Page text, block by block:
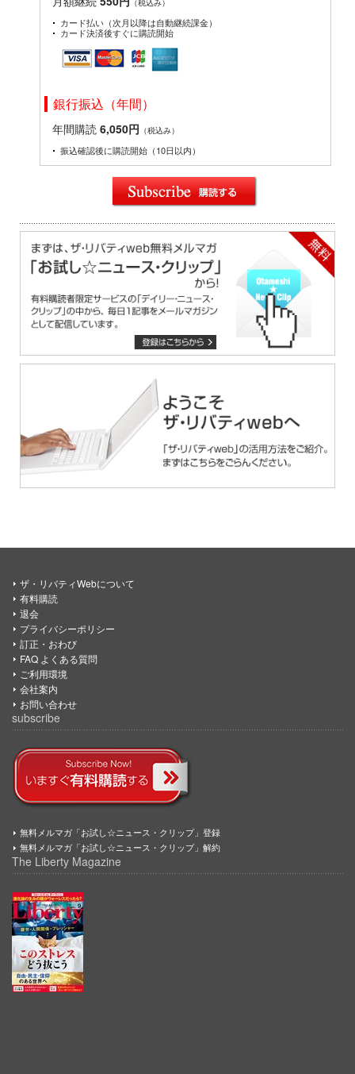
（税込み）
カード払い（次月以降は自動継続課金）
カード決済後すぐに購読開始
銀行振込（年間）
年間購読 6,050円 （税込み）
振込確認後に購読開始（10日以内）
ザ・リバティWebについて
有料購読
退会
プライバシーポリシー
訂正・おわび
FAQ よくある質問
ご利用環境
会社案内
お問い合わせ
subscribe
無料メルマガ「お試し☆ニュース・クリップ」登録
無料メルマガ「お試し☆ニュース・クリップ」解約
The Liberty Magazine